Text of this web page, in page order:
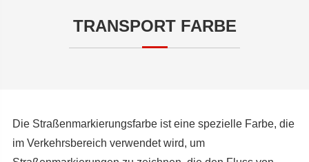
TRANSPORT FARBE
Die Straßenmarkierungsfarbe ist eine spezielle Farbe, die
im Verkehrsbereich verwendet wird, um